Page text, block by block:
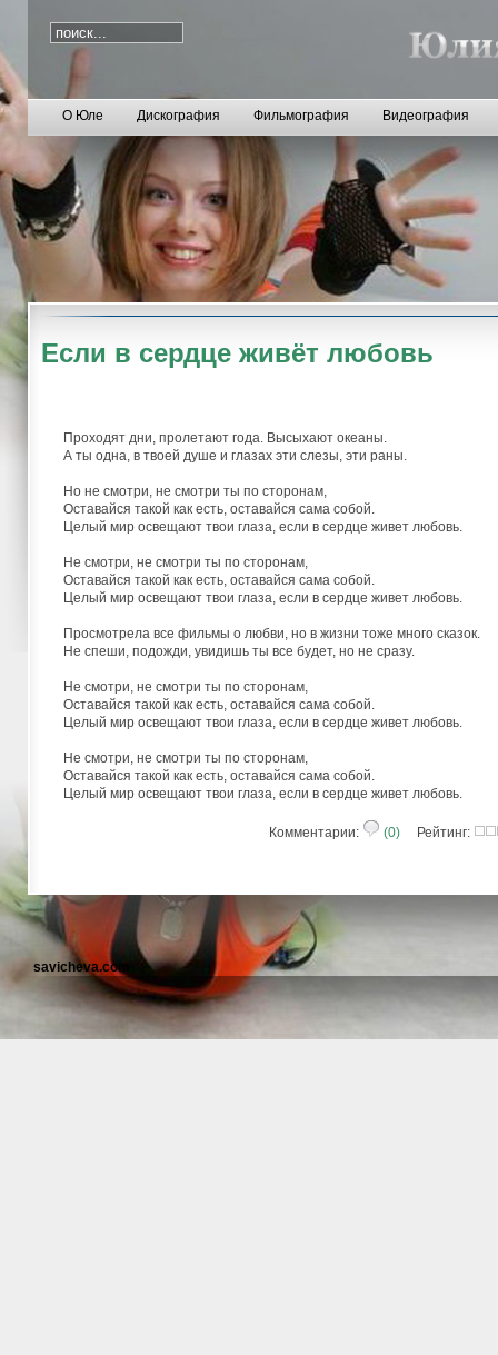
О Юле Дискография Фильмография Видеография
Если в сердце живёт любовь
Проходят дни, пролетают года. Высыхают океаны.
А ты одна, в твоей душе и глазах эти слезы, эти раны.
Но не смотри, не смотри ты по сторонам,
Оставайся такой как есть, оставайся сама собой.
Целый мир освещают твои глаза, если в сердце живет любовь.
Не смотри, не смотри ты по сторонам,
Оставайся такой как есть, оставайся сама собой.
Целый мир освещают твои глаза, если в сердце живет любовь.
Просмотрела все фильмы о любви, но в жизни тоже много сказок.
Не спеши, подожди, увидишь ты все будет, но не сразу.
Не смотри, не смотри ты по сторонам,
Оставайся такой как есть, оставайся сама собой.
Целый мир освещают твои глаза, если в сердце живет любовь.
Не смотри, не смотри ты по сторонам,
Оставайся такой как есть, оставайся сама собой.
Целый мир освещают твои глаза, если в сердце живет любовь.
Комментарии: (0) Рейтинг:
savicheva.com